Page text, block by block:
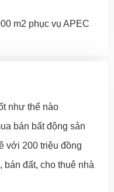
m2 phục vụ APEC
như thế nào
bán bất động sản
với 200 triệu đồng
bán đất, cho thuê nhà